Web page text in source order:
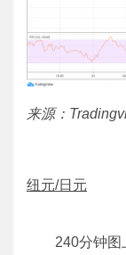
来源：
纽元/日元
240分钟图